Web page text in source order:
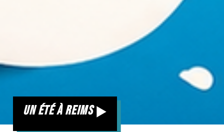
un été à reims